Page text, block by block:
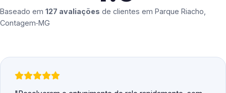
Baseado em 127 avaliações de clientes em Parque Riacho,
Contagem‑MG